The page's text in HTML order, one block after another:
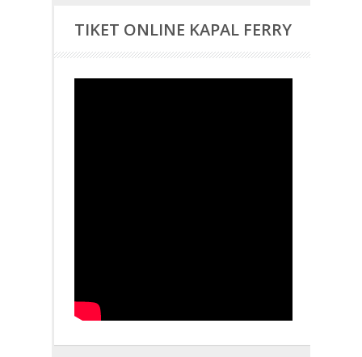
TIKET ONLINE KAPAL FERRY